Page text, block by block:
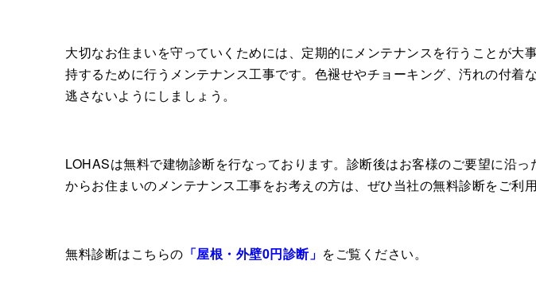
大切なお住まいを守っていくためには、定期的にメンテナンスを行うことが大
持するために行うメンテナンス工事です。色褪せやチョーキング、汚れの付着
逃さないようにしましょう。
LOHASは無料で建物診断を行なっております。診断後はお客様のご要望に沿
からお住まいのメンテナンス工事をお考えの方は、ぜひ当社の無料診断をご利
無料診断はこちらの 「屋根・外壁0円診断」 をご覧ください。